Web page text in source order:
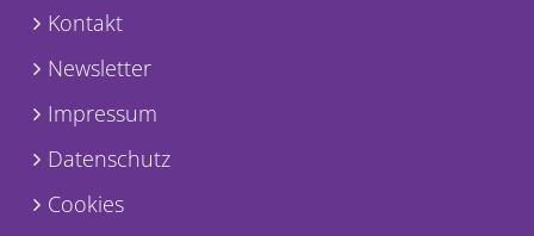
Kontakt
Newsletter
Impressum
Datenschutz
Cookies